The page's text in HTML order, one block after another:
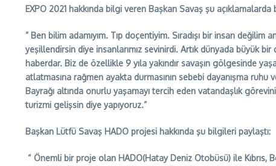
EXPO 2021 hakkında bilgi veren Başkan Savaş şu açıklamalarda
” Ben bilim adamıyım. Tıp doçentiyim. Sıradışı bir insan
yeşillendirsin diye insanlarımız sevinirdi. Artık dünyada büyük
haberdar. Biz de özellikle 9 yıla yakındır savaşın gölgesinde
atlatmasına rağmen ayakta durmasının sebebi dayanışma
Bayrağı altında onurlu yaşamayı tercih eden vatandaşlık
turizmi gelişsin diye yapıyoruz.”
Başkan Lütfü Savaş HADO projesi hakkında şu bilgileri paylaştı:
“ Önemli bir proje olan HADO(Hatay Deniz Otobüsü) ile